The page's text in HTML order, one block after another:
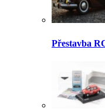
Přestavba